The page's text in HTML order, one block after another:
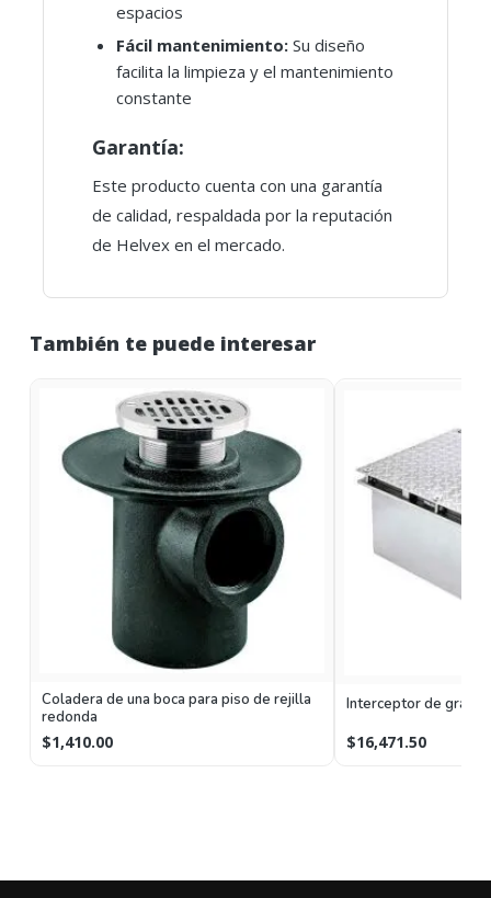
espacios
Fácil mantenimiento: Su diseño
facilita la limpieza y el mantenimiento
constante
Garantía:
Este producto cuenta con una garantía
de calidad, respaldada por la reputación
de Helvex en el mercado.
También te puede interesar
Coladera de una boca para piso de rejilla
redonda
$1,410.00
Interceptor de grasa
$16,471.50